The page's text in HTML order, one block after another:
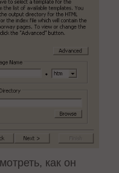
как он